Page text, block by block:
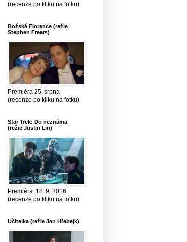
(recenze po kliku na fotku)
Božská Florence (režie
Stephen Frears)
Premiéra 25. srpna
(recenze po kliku na fotku)
Star Trek: Do neznáma
(režie Justin Lin)
Premiéra: 18. 9. 2016
(recenze po kliku na fotku)
Učitelka (režie Jan Hřebejk)